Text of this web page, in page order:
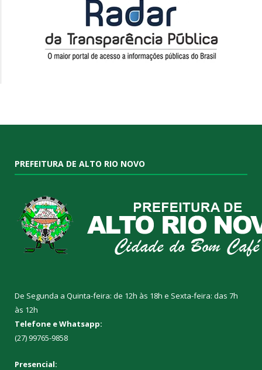
PREFEITURA DE ALTO RIO NOVO
De Segunda a Quinta-feira: de 12h às 18h e Sexta-feira: das 7h
às 12h
Telefone e Whatsapp:
(27) 99765-9858
Presencial: